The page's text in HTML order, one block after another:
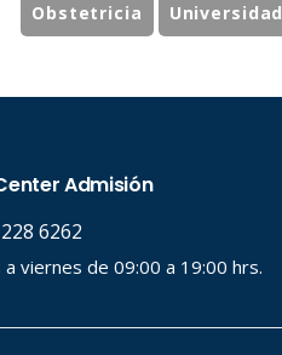
Obstetricia Universidad